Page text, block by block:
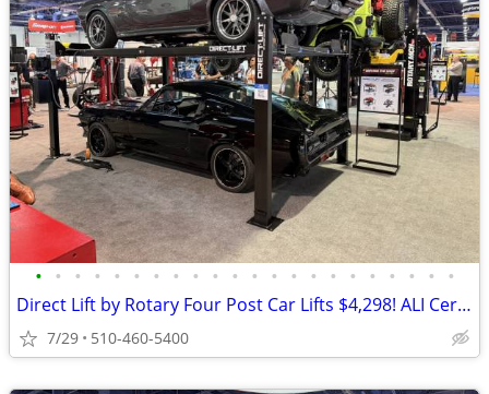
• • • • • • • • • • • • • • • • • • • • • •
Direct Lift by Rotary Four Post Car Lifts $4,298! ALI Certified!
7/29 510-460-5400